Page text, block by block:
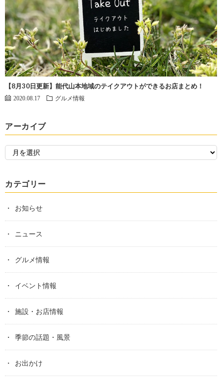
【8月30日更新】能代山本地域のテイクアウトができるお店まとめ！
2020.08.17 グルメ情報
アーカイブ
カテゴリー
お知らせ
ニュース
グルメ情報
イベント情報
施設・お店情報
季節の話題・風景
お出かけ